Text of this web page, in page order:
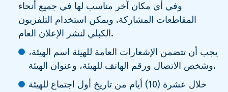
وفي أي مكان آخر مناسب لها في جميع أنحاء
المقاطعات المشاركة. ويمكن استخدام التلفزيون
الكبلي لنشر الإعلان العام.
يجب أن تتضمن الإشعارات العامة للهيئة اسم الهيئة،
وشخص الاتصال ورقم الهاتف للهيئة، وعنوان الهيئة.
خلال عشرة (10) أيام من تاريخ أول اجتماع للهيئة